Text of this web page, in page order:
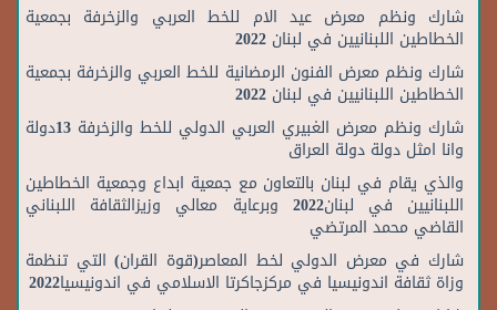
شارك ونظم معرض عيد الام للخط العربي والزخرفة بجمعية
الخطاطين اللبنانيين في لبنان 2022
شارك ونظم معرض الفنون الرمضانية للخط العربي والزخرفة بجمعية
الخطاطين اللبنانيين في لبنان 2022
شارك ونظم معرض الغبيري العربي الدولي للخط والزخرفة 13دولة
وانا امثل دولة دولة العراق
والذي يقام في لبنان بالتعاون مع جمعية ابداع وجمعية الخطاطين
اللبنانيين في لبنان2022 وبرعاية معالي وزيزالثقافة اللبناني
القاضي محمد المرتضي
شارك في معرض الدولي لخط المعاصر(قوة القران) التي تنظمة
وزاة ثقافة اندونيسيا في مركزجاكرتا الاسلامي في اندونيسيا2022